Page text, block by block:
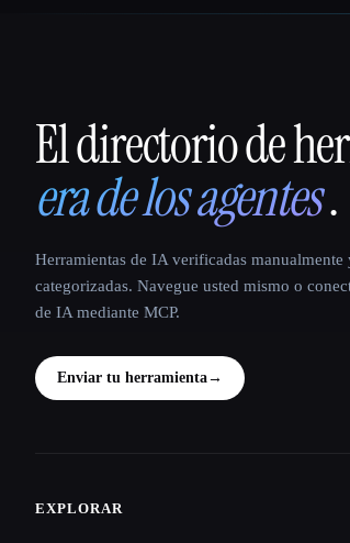
That AI Collection
El directorio de
era de los agentes.
Herramientas de IA verificadas manualmente
categorizadas. Navegue usted mismo o
de IA mediante MCP.
Enviar tu herramienta→
Site navigation
EXPLORAR